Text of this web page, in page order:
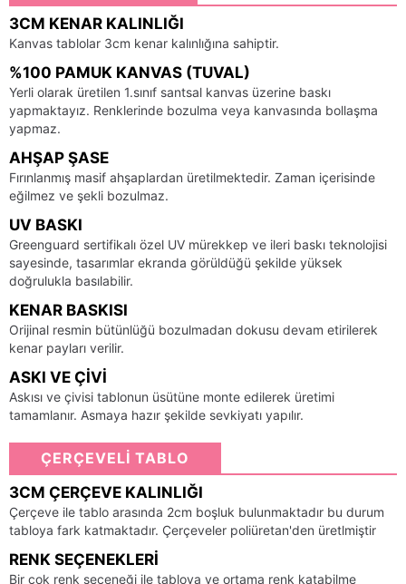
3CM KENAR KALINLIĞI
Kanvas tablolar 3cm kenar kalınlığına sahiptir.
%100 PAMUK KANVAS (TUVAL)
Yerli olarak üretilen 1.sınıf santsal kanvas üzerine baskı
yapmaktayız. Renklerinde bozulma veya kanvasında bollaşma
yapmaz.
AHŞAP ŞASE
Fırınlanmış masif ahşaplardan üretilmektedir. Zaman içerisinde
eğilmez ve şekli bozulmaz.
UV BASKI
Greenguard sertifikalı özel UV mürekkep ve ileri baskı teknolojisi
sayesinde, tasarımlar ekranda görüldüğü şekilde yüksek
doğrulukla basılabilir.
KENAR BASKISI
Orijinal resmin bütünlüğü bozulmadan dokusu devam etirilerek
kenar payları verilir.
ASKI VE ÇIVI
Askısı ve çivisi tablonun üsütüne monte edilerek üretimi
tamamlanır. Asmaya hazır şekilde sevkiyatı yapılır.
ÇERÇEVELİ TABLO
3CM ÇERÇEVE KALINLIĞI
Çerçeve ile tablo arasında 2cm boşluk bulunmaktadır bu durum
tabloya fark katmaktadır. Çerçeveler poliüretan'den üretlmiştir
RENK SEÇENEKLERI
Bir çok renk seçeneği ile tabloya ve ortama renk katabilme